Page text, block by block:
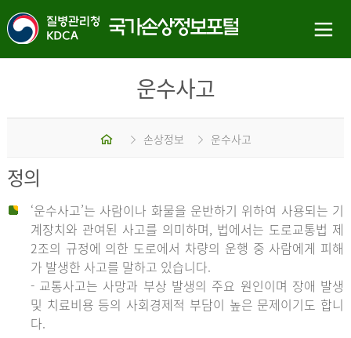
운수사고
홈 손상정보 운수사고
정의
‘운수사고’는 사람이나 화물을 운반하기 위하여 사용되는 기
계장치와 관여된 사고를 의미하며, 법에서는 도로교통법 제
2조의 규정에 의한 도로에서 차량의 운행 중 사람에게 피해
가 발생한 사고를 말하고 있습니다.
- 교통사고는 사망과 부상 발생의 주요 원인이며 장애 발생
및 치료비용 등의 사회경제적 부담이 높은 문제이기도 합니
다.